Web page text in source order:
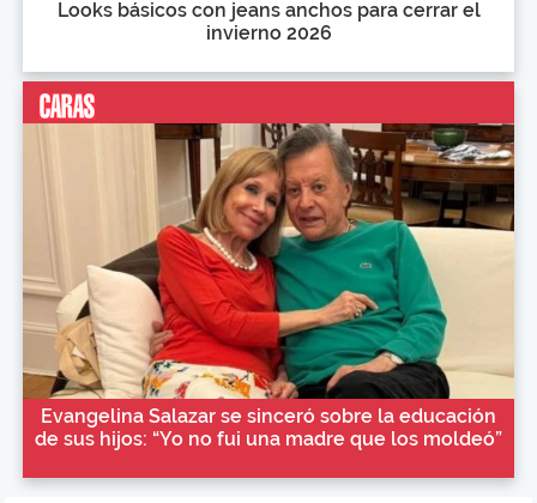
Looks básicos con jeans anchos para cerrar el
invierno 2026
Evangelina Salazar se sinceró sobre la educación
de sus hijos: “Yo no fui una madre que los moldeó”